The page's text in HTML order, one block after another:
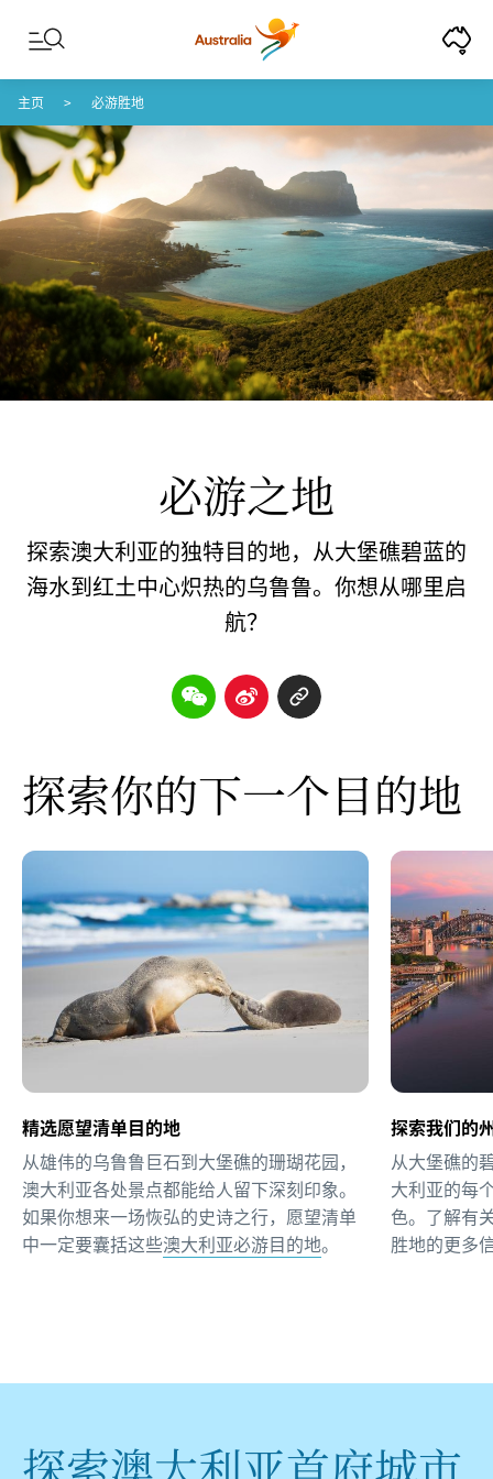
Skip to content
Skip to footer navigation
主页 必游胜地
必游之地
探索澳大利亚的独特目的地，从大堡礁碧蓝的
海水到红土中心炽热的乌鲁鲁。你想从哪里启
航？
探索你的下一个目的地
精选愿望清单目的地
从雄伟的乌鲁鲁巨石到大堡礁的珊瑚花园，
澳大利亚各处景点都能给人留下深刻印象。
如果你想来一场恢弘的史诗之行，愿望清单
中一定要囊括这些澳大利亚必游目的地。
探索我们的
从大堡礁的
大利亚的每
色。了解有
胜地的更多
探索澳大利亚首府城市